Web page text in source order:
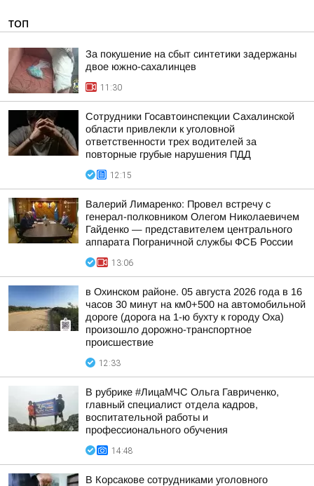
ТОП
За покушение на сбыт синтетики задержаны
двое южно-сахалинцев
11:30
Сотрудники Госавтоинспекции Сахалинской
области привлекли к уголовной
ответственности трех водителей за
повторные грубые нарушения ПДД
12:15
Валерий Лимаренко: Провел встречу с
генерал-полковником Олегом Николаевичем
Гайденко — представителем центрального
аппарата Пограничной службы ФСБ России
13:06
в Охинском районе. 05 августа 2026 года в 16
часов 30 минут на км0+500 на автомобильной
дороге (дорога на 1-ю бухту к городу Оха)
произошло дорожно-транспортное
происшествие
12:33
В рубрике #ЛицаМЧС Ольга Гавриченко,
главный специалист отдела кадров,
воспитательной работы и
профессионального обучения
14:48
В Корсакове сотрудниками уголовного